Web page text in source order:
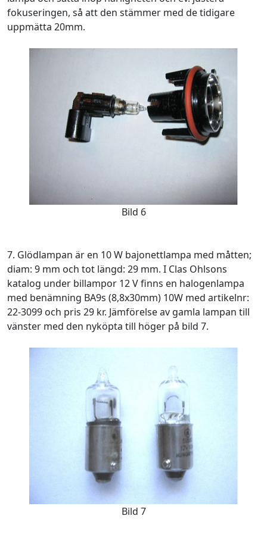
fokuseringen, så att den stämmer med de tidigare
uppmätta 20mm.
Bild 6
7. Glödlampan är en 10 W bajonettlampa med måtten;
diam: 9 mm och tot längd: 29 mm. I Clas Ohlsons
katalog under billampor 12 V finns en halogenlampa
med benämning BA9s (8,8x30mm) 10W med artikelnr:
22-3099 och pris 29 kr. Jämförelse av gamla lampan till
vänster med den nyköpta till höger på bild 7.
Bild 7